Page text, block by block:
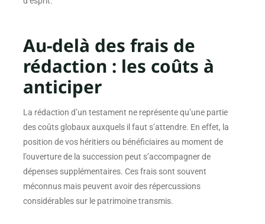
Au-delà des frais de
rédaction : les coûts à
anticiper
La rédaction d’un testament ne représente qu’une partie
des coûts globaux auxquels il faut s’attendre. En effet, la
position de vos héritiers ou bénéficiaires au moment de
l’ouverture de la succession peut s’accompagner de
dépenses supplémentaires. Ces frais sont souvent
méconnus mais peuvent avoir des répercussions
considérables sur le patrimoine transmis.